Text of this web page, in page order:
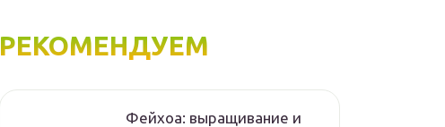
РЕКОМЕНДУЕМ
Фейхоа: выращивание и